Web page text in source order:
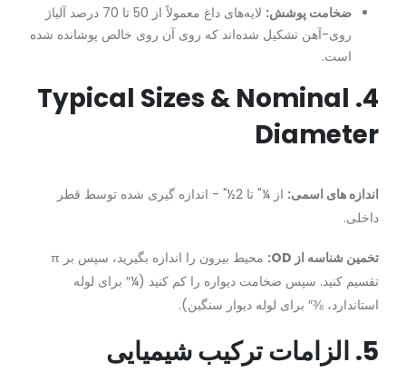
ضخامت پوشش:
لایه‌های داغ معمولاً از 50 تا 70 درصد آلیاژ
روی-آهن تشکیل شده‌اند که روی آن روی خالص پوشانده شده
است.
4. Typical Sizes & Nominal
Diameter
اندازه های اسمی:
از ¼" تا 2½" - اندازه گیری شده توسط قطر
داخلی.
تخمین شناسه از OD:
محیط بیرون را اندازه بگیرید، سپس بر π
تقسیم کنید. سپس ضخامت دیواره را کم کنید (¼″ برای لوله
استاندارد، ⅜″ برای لوله دیوار سنگین).
5. الزامات ترکیب شیمیایی